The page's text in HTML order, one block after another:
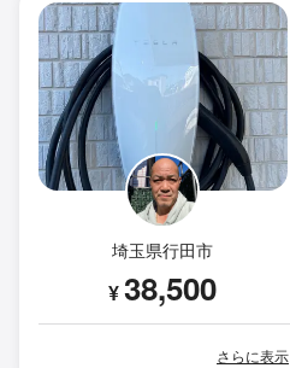
埼玉県行田市
¥38,500
さらに表示